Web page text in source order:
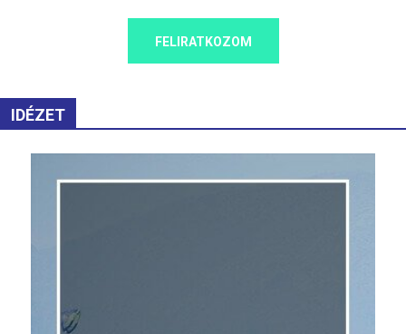
FELIRATKOZOM
IDÉZET